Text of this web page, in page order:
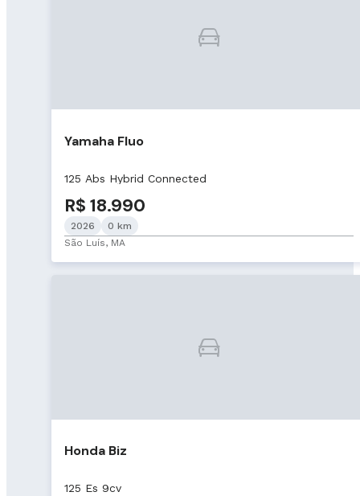
Yamaha Fluo
125 Abs Hybrid Connected
R$ 18.990
2026
0 km
São Luís, MA
Honda Biz
125 Es 9cv